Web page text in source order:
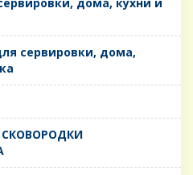
сервировки, дома,